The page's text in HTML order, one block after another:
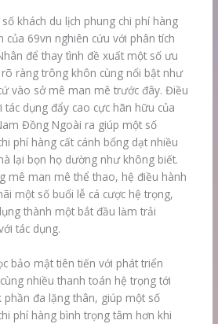
khách du lịch phung chi phí hàng
của 69vn nghiên cứu với phân tích
để thay tình đề xuất một số ưu
ràng trông khôn cùng nổi bật như
vào sở mê man mê trước đây. Điều
dụng đẩy cao cực hãn hữu của
Đồng Ngoài ra giúp một số
phí hàng cất cánh bổng dạt nhiều
lại bọn họ dường như không biết.
mê man mê thể thao, hệ điều hành
một số buổi lễ cá cược hệ trọng,
thành một bắt đầu làm trải
tác dụng.
bảo mật tiên tiến với phát triển
nhiều thanh toán hệ trọng tới
phần đa lặng thân, giúp một số
phí hàng bình trọng tâm hơn khi